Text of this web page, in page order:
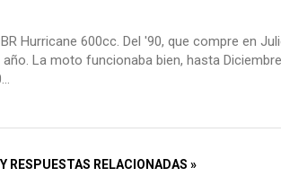
Hurricane 600cc. Del '90, que compre en
La moto funcionaba bien, hasta
RESPUESTAS RELACIONADAS »